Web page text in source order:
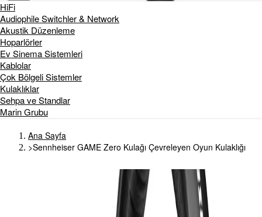
HiFi
Audiophile Switchler & Network
Akustik Düzenleme
Hoparlörler
Ev Sinema Sistemleri
Kablolar
Çok Bölgeli Sistemler
Kulaklıklar
Sehpa ve Standlar
Marin Grubu
Ana Sayfa
>Sennheiser GAME Zero Kulağı Çevreleyen Oyun Kulaklığı